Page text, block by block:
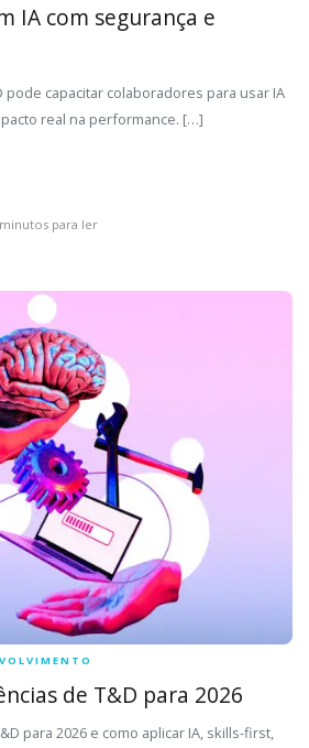
IA com segurança e
pode capacitar colaboradores para usar IA
real na performance. […]
para ler
de T&D para 2026
para 2026 e como aplicar IA, skills-first,